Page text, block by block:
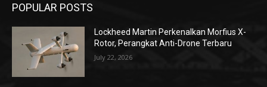
POPULAR POSTS
Lockheed Martin Perkenalkan Morfius X-
Rotor, Perangkat Anti-Drone Terbaru
July 22, 2026